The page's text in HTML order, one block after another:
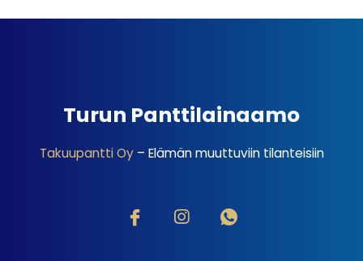
Turun Panttilainaamo
Takuupantti Oy– Elämän muuttuviin tilanteisiin